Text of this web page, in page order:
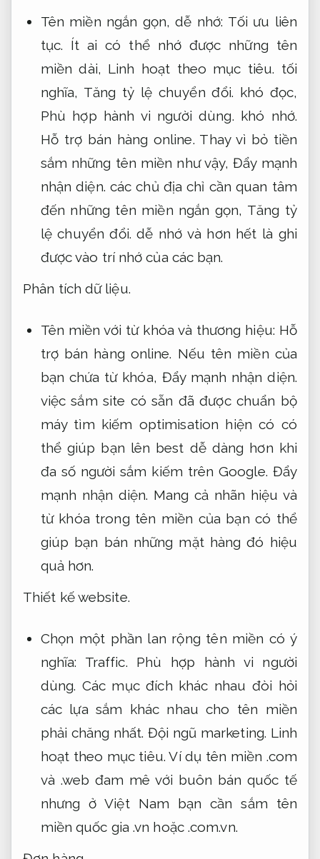
Tên miền ngắn gọn, dễ nhớ: Tối ưu liên
tục. Ít ai có thể nhớ được những tên
miền dài, Linh hoạt theo mục tiêu. tối
nghĩa, Tăng tỷ lệ chuyển đổi. khó đọc,
Phù hợp hành vi người dùng. khó nhớ.
Hỗ trợ bán hàng online. Thay vì bỏ tiền
sắm những tên miền như vậy,Đẩy mạnh
nhận diện. các chủ địa chỉ cần quan tâm
đến những tên miền ngắn gọn, Tăng tỷ
lệ chuyển đổi. dễ nhớ và hơn hết là ghi
được vào trí nhớ của các bạn.
Phân tích dữ liệu.
Tên miền với từ khóa và thương hiệu: Hỗ
trợ bán hàng online. Nếu tên miền của
bạn chứa từ khóa, Đẩy mạnh nhận diện.
việc sắm site có sẵn đã được chuẩn bộ
máy tìm kiếm optimisation hiện có có
thể giúp bạn lên best dễ dàng hơn khi
đa số người sắm kiếm trên Google. Đẩy
mạnh nhận diện. Mang cả nhãn hiệu và
từ khóa trong tên miền của bạn có thể
giúp bạn bán những mặt hàng đó hiệu
quả hơn.
Thiết kế website.
Chọn một phần lan rộng tên miền có ý
nghĩa: Traffic.
Phù hợp hành vi người
dùng. Các mục đích khác nhau đòi hỏi
các lựa sắm khác nhau cho tên miền
phải chăng nhất.Đội ngũ marketing. Linh
hoạt theo mục tiêu. Ví dụ tên miền .com
và .web đam mê với buôn bán quốc tế
nhưng ở Việt Nam bạn cần sắm tên
miền quốc gia .vn hoặc .com.vn.